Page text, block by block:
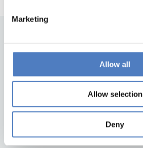
Marketing
Allow all
Allow selection
Deny